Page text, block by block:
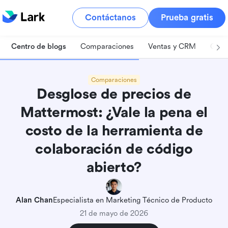
Contáctanos Prueba gratis
Centro de blogs Comparaciones Ventas y CRM
Comparaciones
Desglose de precios de
Mattermost: ¿Vale la pena el
costo de la herramienta de
colaboración de código
abierto?
Alan ChanEspecialista en Marketing Técnico de Producto
21 de mayo de 2026